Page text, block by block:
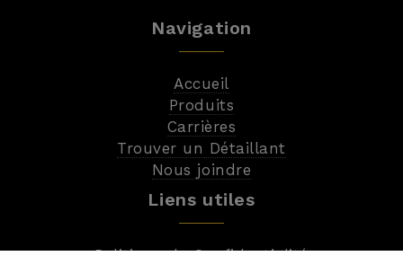
Navigation
Accueil
Produits
Carrières
Trouver un Détaillant
Nous joindre
Liens utiles